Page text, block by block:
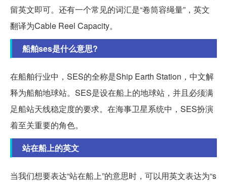
留英文即可。还有一个常见的词汇是“卷筒容绳量”，英文
翻译为Cable Reel Capacity。
船舶ses是什么意思?
在船舶行业中，SES的全称是Ship Earth Station，中文解
释为船舶地球站。SES是设在船上的地球站，并且必须满
足船站天线稳定度的要求。在海事卫星系统中，SES扮演
着至关重要的角色。
站在船上的英文
当我们想要表达“站在船上”的意思时，可以用英文表达为“s